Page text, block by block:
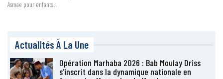
Asmae pour enfants…
Actualités À La Une
Opération Marhaba 2026 : Bab Moulay Driss
s’inscrit dans la dynamique nationale en